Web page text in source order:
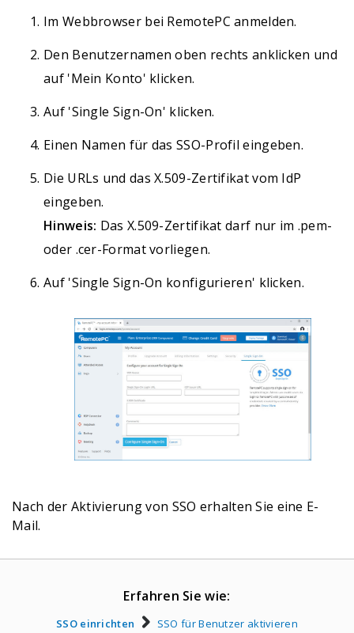
Im Webbrowser bei RemotePC anmelden.
Den Benutzernamen oben rechts anklicken und
auf 'Mein Konto' klicken.
Auf 'Single Sign-On' klicken.
Einen Namen für das SSO-Profil eingeben.
Die URLs und das X.509-Zertifikat vom IdP
eingeben.
Hinweis: Das X.509-Zertifikat darf nur im .pem-
oder .cer-Format vorliegen.
Auf 'Single Sign-On konfigurieren' klicken.
Nach der Aktivierung von SSO erhalten Sie eine E-
Mail.
Erfahren Sie wie:
SSO einrichten SSO für Benutzer aktivieren